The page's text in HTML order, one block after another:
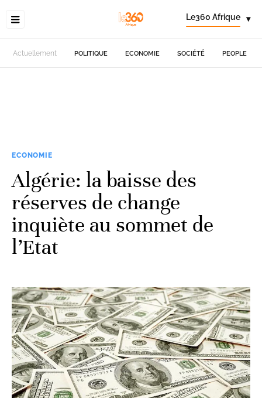
Le360 Afrique ▾
Actuellement POLITIQUE ECONOMIE SOCIÉTÉ PEOPLE
ECONOMIE
Algérie: la baisse des
réserves de change
inquiète au sommet de
l’Etat